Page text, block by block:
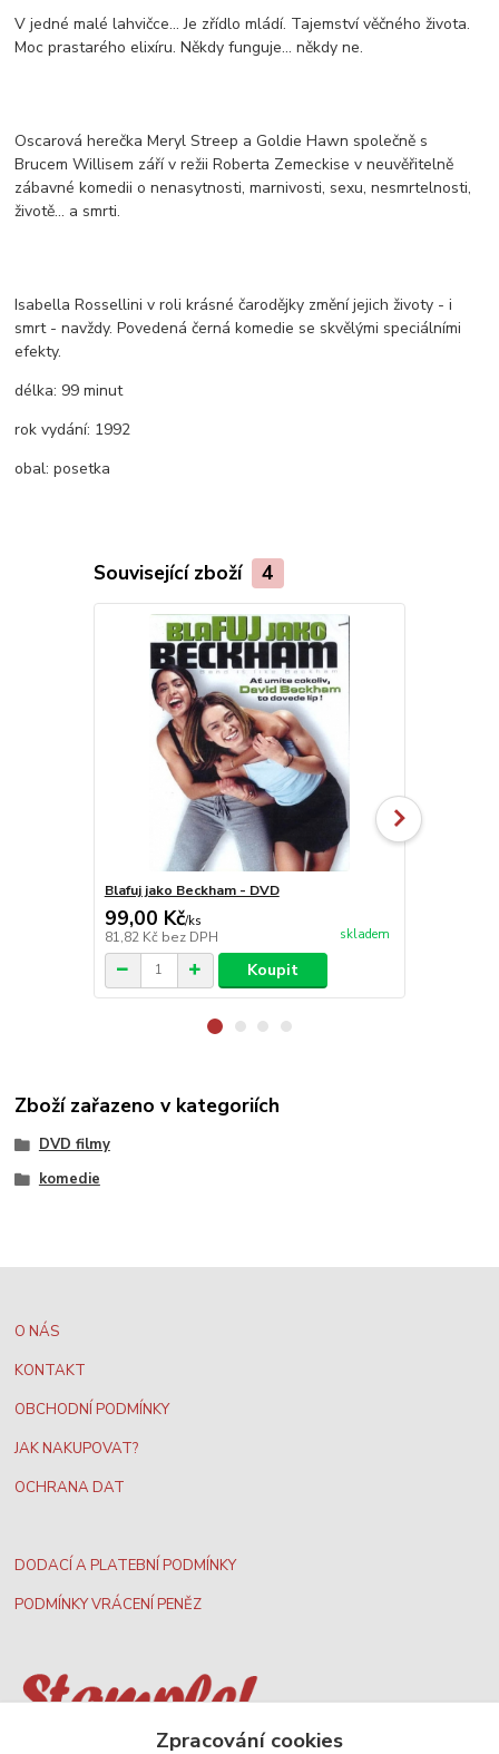
V jedné malé lahvičce... Je zřídlo mládí. Tajemství věčného života.
Moc prastarého elixíru. Někdy funguje... někdy ne.
Oscarová herečka Meryl Streep a Goldie Hawn společně s
Brucem Willisem září v režii Roberta Zemeckise v neuvěřitelně
zábavné komedii o nenasytnosti, marnivosti, sexu, nesmrtelnosti,
životě... a smrti.
Isabella Rossellini v roli krásné čarodějky změní jejich životy - i
smrt - navždy. Povedená černá komedie se skvělými speciálními
efekty.
délka: 99 minut
rok vydání: 1992
obal: posetka
Související zboží 4
Blafuj jako Beckham - DVD
99,00 Kč/ks
81,82 Kč bez DPH skladem
Koupit
Zboží zařazeno v kategoriích
DVD filmy
komedie
O NÁS
KONTAKT
OBCHODNÍ PODMÍNKY
JAK NAKUPOVAT?
OCHRANA DAT
DODACÍ A PLATEBNÍ PODMÍNKY
PODMÍNKY VRÁCENÍ PENĚZ
Nejširší velkoobchodní nabídka dvd filmůZpracování cookies